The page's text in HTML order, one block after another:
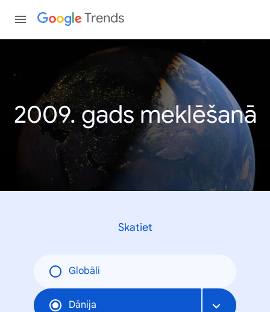
Trends
2009. gads meklēšanā
Skatiet
Globāli
Dānija